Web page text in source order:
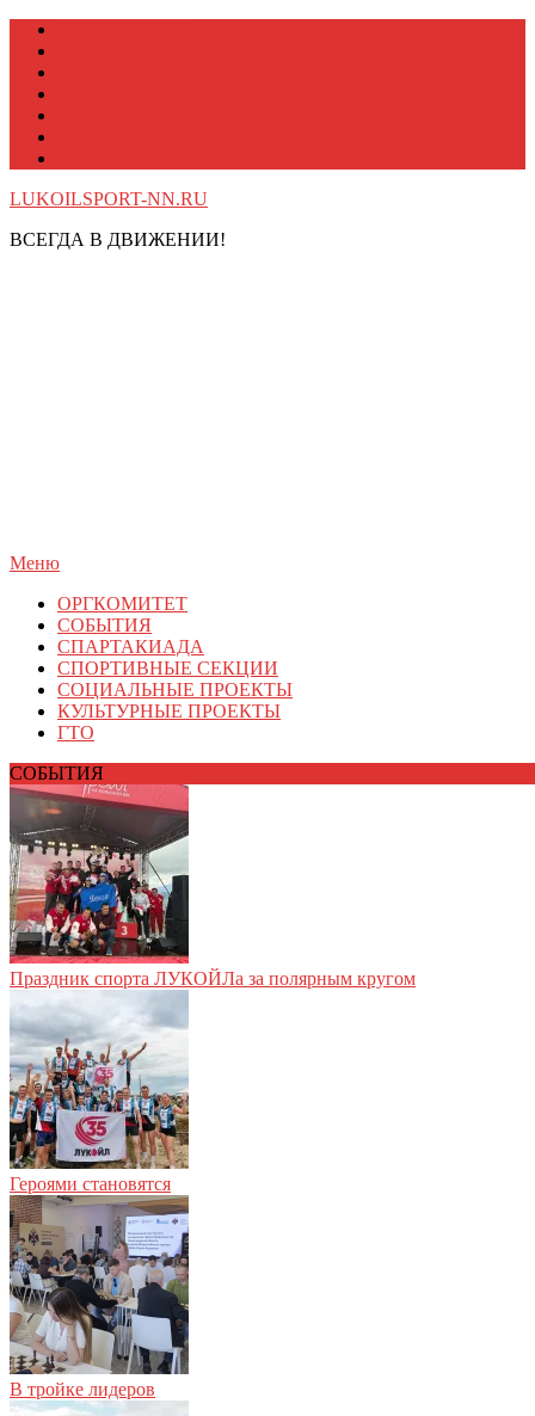
Перейти
содержимому
LUKOILSPORT-NN.RU
ВСЕГДА В ДВИЖЕНИИ!
Меню
ОРГКОМИТЕТ
СОБЫТИЯ
СПАРТАКИАДА
СПОРТИВНЫЕ СЕКЦИИ
СОЦИАЛЬНЫЕ ПРОЕКТЫ
КУЛЬТУРНЫЕ ПРОЕКТЫ
ГТО
СОБЫТИЯ
Праздник спорта ЛУКОЙЛа за полярным кругом
Героями становятся
В тройке лидеров